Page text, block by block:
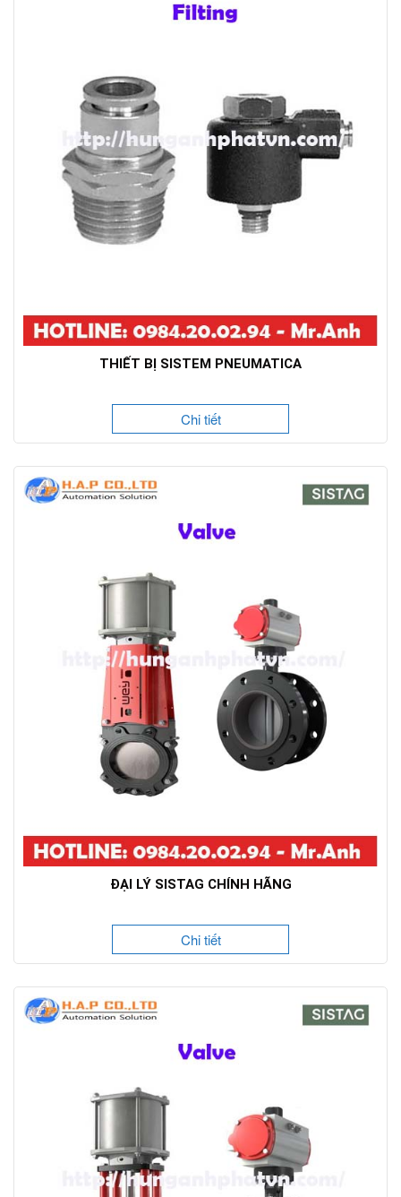
THIẾT BỊ SISTEM PNEUMATICA
Chi tiết
ĐẠI LÝ SISTAG CHÍNH HÃNG
Chi tiết